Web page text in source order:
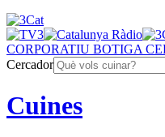
CORPORATIU BOTIGA
Cercador
Cuines